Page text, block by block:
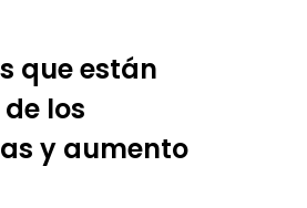
que están
los
y aumento